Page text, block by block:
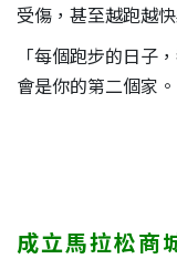
受傷，甚至越跑越快
「每個跑步的日子
會是你的第二個家。
成立馬拉松商